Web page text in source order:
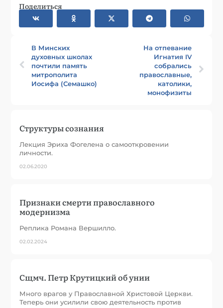
Поделиться
В Минских
духовных школах
почтили память
митрополита
Иосифа (Семашко)
На отпевание
Игнатия IV
собрались
православные,
католики,
монофизиты
Структуры сознания
Лекция Эриха Фогелена о самооткровении
личности.
02.06.2020
Признаки смерти православного
модернизма
Реплика Романа Вершилло.
02.02.2024
Сщмч. Петр Крутицкий об унии
Много врагов у Православной Христовой Церкви.
Теперь они усилили свою деятельность против